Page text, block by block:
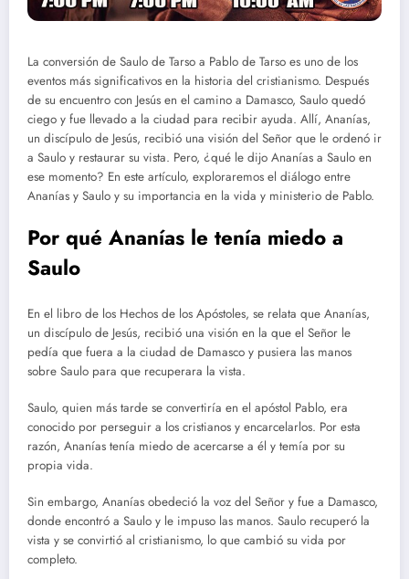
La conversión de Saulo de Tarso a Pablo de Tarso es uno de los
eventos más significativos en la historia del cristianismo. Después
de su encuentro con Jesús en el camino a Damasco, Saulo quedó
ciego y fue llevado a la ciudad para recibir ayuda. Allí, Ananías,
un discípulo de Jesús, recibió una visión del Señor que le ordenó ir
a Saulo y restaurar su vista. Pero, ¿qué le dijo Ananías a Saulo en
ese momento? En este artículo, exploraremos el diálogo entre
Ananías y Saulo y su importancia en la vida y ministerio de Pablo.
Por qué Ananías le tenía miedo a
Saulo
En el libro de los Hechos de los Apóstoles, se relata que Ananías,
un discípulo de Jesús, recibió una visión en la que el Señor le
pedía que fuera a la ciudad de Damasco y pusiera las manos
sobre Saulo para que recuperara la vista.
Saulo, quien más tarde se convertiría en el apóstol Pablo, era
conocido por perseguir a los cristianos y encarcelarlos. Por esta
razón, Ananías tenía miedo de acercarse a él y temía por su
propia vida.
Sin embargo, Ananías obedeció la voz del Señor y fue a Damasco,
donde encontró a Saulo y le impuso las manos. Saulo recuperó la
vista y se convirtió al cristianismo, lo que cambió su vida por
completo.